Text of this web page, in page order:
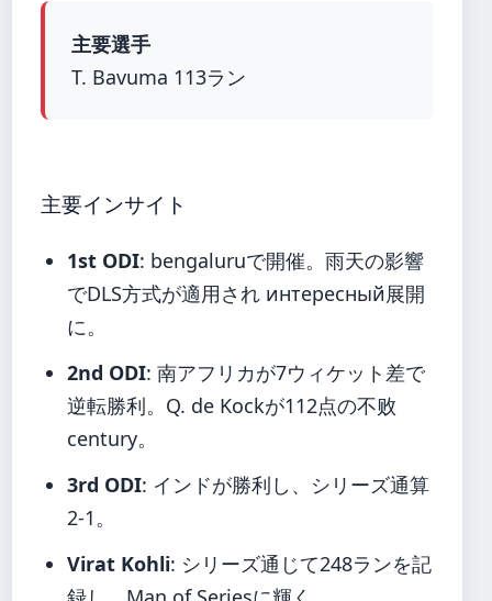
主要選手
T. Bavuma 113ラン
主要インサイト
1st ODI: bengaluruで開催。雨天の影響
でDLS方式が適用され интересный展開
に。
2nd ODI: 南アフリカが7ウィケット差で
逆転勝利。Q. de Kockが112点の不败
century。
3rd ODI: インドが勝利し、シリーズ通算
2-1。
Virat Kohli: シリーズ通じて248ランを記